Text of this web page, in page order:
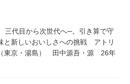
三代目から次世代へ─。引き算で守
と新しいおいしさへの挑戦 アトリ
東京・湯島） 田中源吾・源 26年